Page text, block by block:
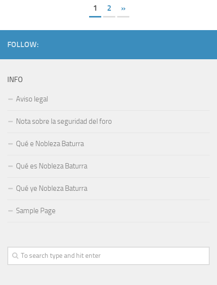
1 2 »
FOLLOW:
INFO
Aviso legal
Nota sobre la seguridad del foro
Qué e Nobleza Baturra
Qué es Nobleza Baturra
Qué ye Nobleza Baturra
Sample Page